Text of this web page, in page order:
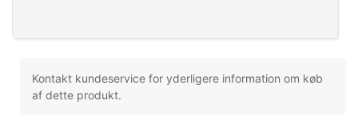
Kontakt kundeservice for yderligere information om køb
af dette produkt.